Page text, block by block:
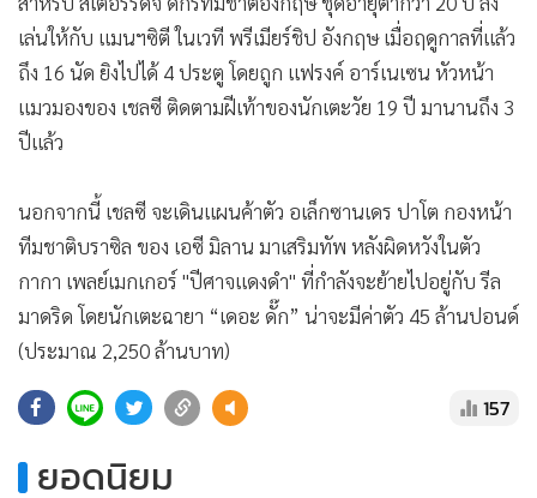
เล่นให้กับ แมนฯซิตี ในเวที พรีเมียร์ชิป อังกฤษ เมื่อฤดูกาลที่แล้ว
ถึง 16 นัด ยิงไปได้ 4 ประตู โดยถูก แฟรงค์ อาร์เนเซน หัวหน้า
แมวมองของ เชลซี ติดตามฝีเท้าของนักเตะวัย 19 ปี มานานถึง 3
ปีแล้ว
นอกจากนี้ เชลซี จะเดินแผนค้าตัว อเล็กซานเดร ปาโต กองหน้า
ทีมชาติบราซิล ของ เอซี มิลาน มาเสริมทัพ หลังผิดหวังในตัว
กากา เพลย์เมกเกอร์ "ปีศาจแดงดำ" ที่กำลังจะย้ายไปอยู่กับ รีล
มาดริด โดยนักเตะฉายา “เดอะ ดั๊ก” น่าจะมีค่าตัว 45 ล้านปอนด์
(ประมาณ 2,250 ล้านบาท)
157
ยอดนิยม